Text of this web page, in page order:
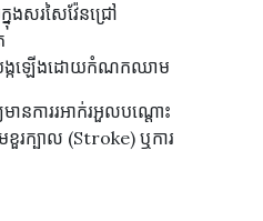
សរសៃវ៉ែនជ្រៅ
បង្កឡើងដោយកំណកឈាម
នការរអាក់រអួលបណ្តោះ
រក្បាល (Stroke) ឬការ